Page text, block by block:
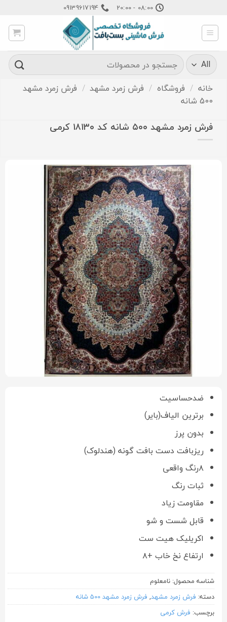
content
08:00 - 20:00
09139617194
جستجو
برای:
خانه / فروشگاه / فرش زمرد مشهد / فرش زمرد مشهد
500 شانه
فرش زمرد مشهد ۵۰۰ شانه کد ۱۸۱۳۰ کرمی
ضدحساسیت
برترین الیاف(بایر)
بدون پرز
ریزبافت دست بافت گونه (هندلوک)
۸رنگ واقعی
ثبات رنگ
مقاومت زیاد
قابل شست و شو
اکریلیک هیت ست
ارتفاع نخ خاب +۸
شناسه محصول: نامعلوم
دسته: فرش زمرد مشهد, فرش زمرد مشهد 500 شانه
برچسب: فرش کرمی